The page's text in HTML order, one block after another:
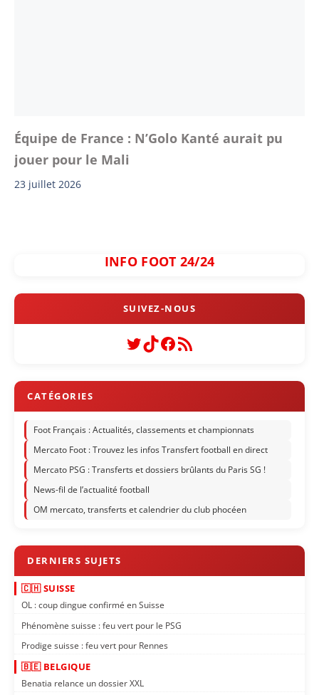
Équipe de France : N’Golo Kanté aurait pu
jouer pour le Mali
23 juillet 2026
INFO FOOT 24/24
Twitter
TikTok
Facebook
Flux RSS
Foot Français : Actualités, classements et championnats
Mercato Foot : Trouvez les infos Transfert football en direct
Mercato PSG : Transferts et dossiers brûlants du Paris SG !
News-fil de l’actualité football
OM mercato, transferts et calendrier du club phocéen
🇨🇭 SUISSE
OL : coup dingue confirmé en Suisse
Phénomène suisse : feu vert pour le PSG
Prodige suisse : feu vert pour Rennes
🇧🇪 BELGIQUE
Benatia relance un dossier XXL